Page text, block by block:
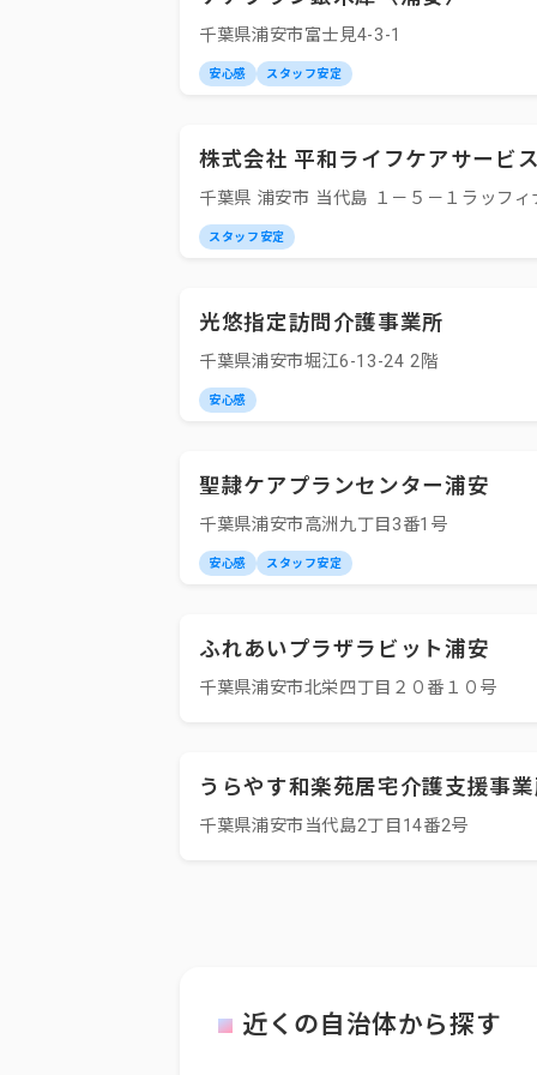
千葉県浦安市富士見4-3-1
安心感 スタッフ安定
株式会社 平和ライフケアサービス
千葉県 浦安市 当代島 １－５－１ラッフィ
スタッフ安定
光悠指定訪問介護事業所
千葉県浦安市堀江6-13-24 2階
安心感
聖隷ケアプランセンター浦安
千葉県浦安市高洲九丁目3番1号
安心感 スタッフ安定
ふれあいプラザラビット浦安
千葉県浦安市北栄四丁目２０番１０号
うらやす和楽苑居宅介護支援事
千葉県浦安市当代島2丁目14番2号
近くの自治体から探す